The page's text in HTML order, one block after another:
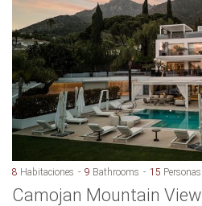
8 Habitaciones 9 Bathrooms 15 Personas
Camojan Mountain View